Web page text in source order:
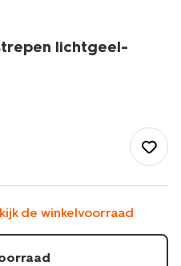
lichtgeel-
stompkaars-
de winkelvoorraad